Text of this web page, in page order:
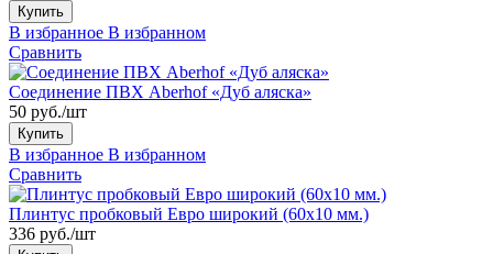
Купить
В избранное В избранном
Сравнить
Соединение ПВХ Aberhof «Дуб аляска»
50 руб./шт
Купить
В избранное В избранном
Сравнить
Плинтус пробковый Евро широкий (60x10 мм.)
336 руб./шт